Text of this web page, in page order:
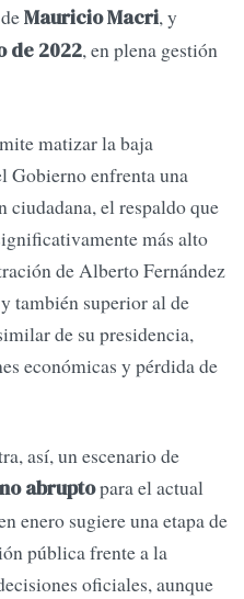
Mauricio Macri, y
de 2022, en plena gestión
matizar la baja
Gobierno enfrenta una
ciudadana, el respaldo que
más alto
de Alberto Fernández
también superior al de
de su presidencia,
económicas y pérdida de
así, un escenario de
abruptopara el actual
enero sugiere una etapa de
pública frente a la
oficiales, aunque